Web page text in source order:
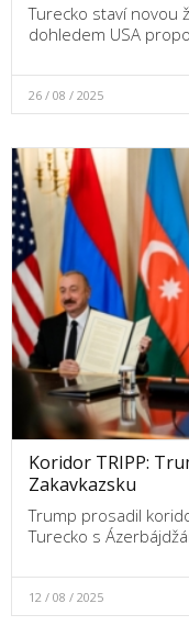
Turecko staví novou
dohledem USA
26 / 08 / 2025
Koridor TRIPP:
Zakavkazsku
Trump prosadil
Turecko s
12 / 08 / 2025